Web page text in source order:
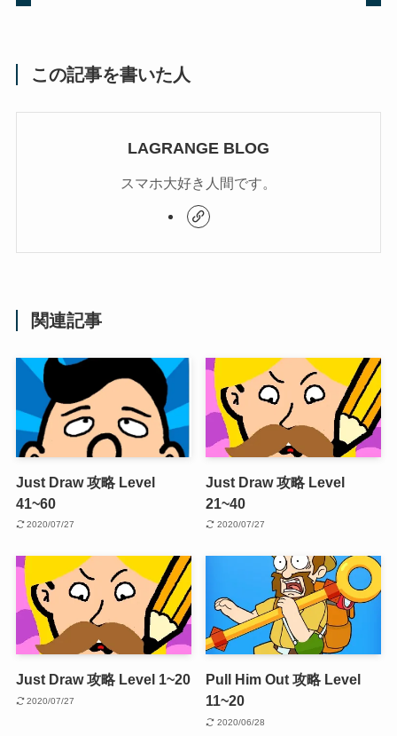
この記事を書いた人
LAGRANGE BLOG
スマホ大好き人間です。
関連記事
Just Draw 攻略 Level
41~60
2020/07/27
Just Draw 攻略 Level
21~40
2020/07/27
Just Draw 攻略 Level 1~20
2020/07/27
Pull Him Out 攻略 Level
11~20
2020/06/28